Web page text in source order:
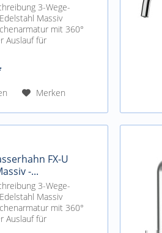
3-Wege-
Massiv
mit 360°
Auslauf für
für gefiltertes
Merken
FX-U
-...
3-Wege-
Massiv
mit 360°
Auslauf für